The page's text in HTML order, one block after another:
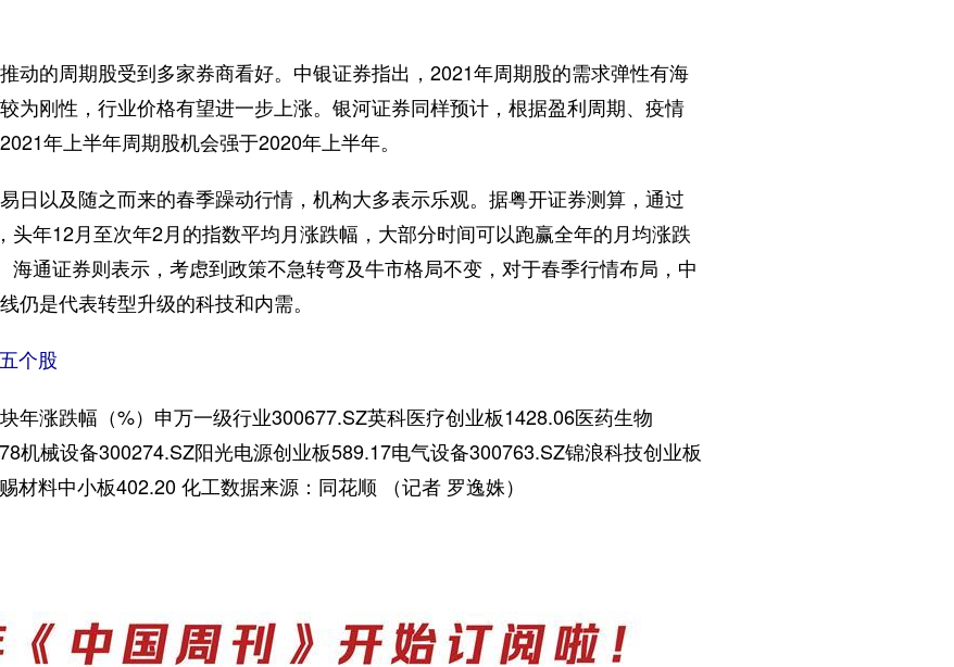
的周期股受到多家券商看好。中银证券指出，2021年周期股的需求弹性有海
为刚性，行业价格有望进一步上涨。银河证券同样预计，根据盈利周期、疫情
年上半年周期股机会强于2020年上半年。
以及随之而来的春季躁动行情，机构大多表示乐观。据粤开证券测算，通过
头年12月至次年2月的指数平均月涨跌幅，大部分时间可以跑赢全年的月均涨跌
海通证券则表示，考虑到政策不急转弯及牛市格局不变，对于春季行情布局，中
仍是代表转型升级的科技和内需。
个股
涨跌幅（%）申万一级行业300677.SZ英科医疗创业板1428.06医药生物
机械设备300274.SZ阳光电源创业板589.17电气设备300763.SZ锦浪科技创业板
材料中小板402.20 化工数据来源：同花顺 （记者 罗逸姝）